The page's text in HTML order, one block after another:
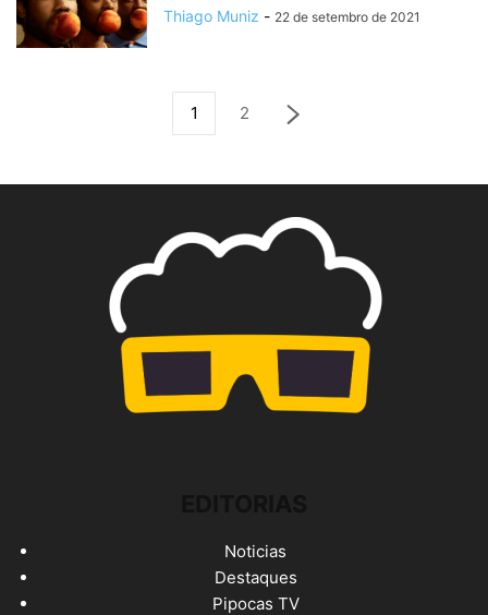
Thiago Muniz - 22 de setembro de 2021
1 2
Noticias
Destaques
Pipocas TV